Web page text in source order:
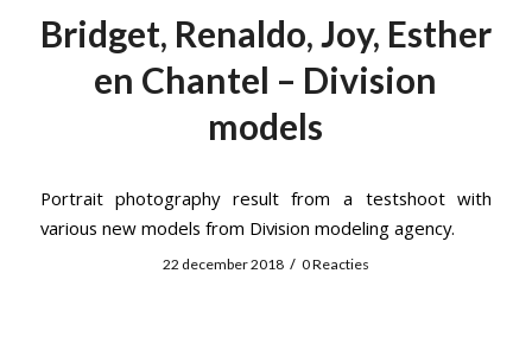
Bridget, Renaldo, Joy, Esther
en Chantel – Division
models
Portrait photography result from a testshoot with
various new models from Division modeling agency.
22 december 2018 / 0 Reacties